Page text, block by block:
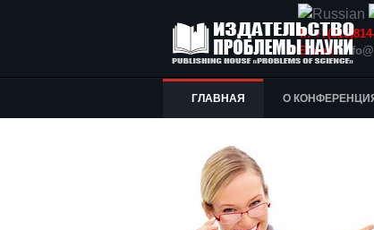
Т.:
E-mail:
ГЛАВНАЯ О